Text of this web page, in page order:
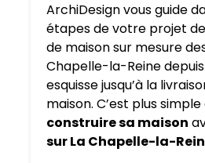
ArchiDesign vous guide
étapes de votre projet
de maison sur mesure
Chapelle-la-Reine
esquisse jusqu’à la
maison. C’est plus simple
construire sa maison
sur La Chapelle-la-